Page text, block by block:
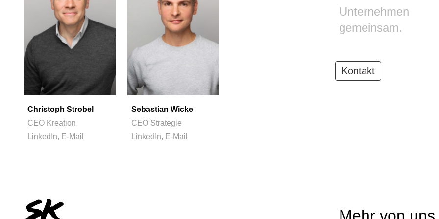
Christoph Strobel
CEO Kreation
LinkedIn, E-Mail
Sebastian Wicke
CEO Strategie
LinkedIn, E-Mail
Unternehmen
gemeinsam.
Kontakt